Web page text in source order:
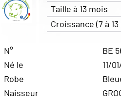
Taille à 13 mois
Croissance (7 à
N°
BE
Né le
11/
Robe
Naisseur